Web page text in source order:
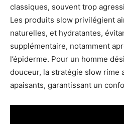
classiques, souvent trop
Les produits slow privilégient
naturelles, et hydratantes,
supplémentaire, notamment
l’épiderme. Pour un homme
douceur, la stratégie slow rime
apaisants, garantissant un